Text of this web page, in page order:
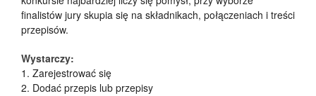
finalistów jury skupia się na składnikach, połączeniach i treści
przepisów.
Wystarczy:
1. Zarejestrować się
2. Dodać przepis lub przepisy